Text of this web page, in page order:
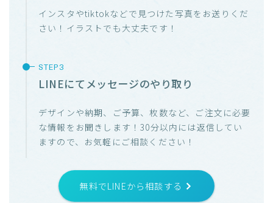
インスタやtiktokなどで見つけた写真をお送りくだ
さい！イラストでも大丈夫です！
LINEにてメッセージのやり取り
デザインや納期、ご予算、枚数など、ご注文に必要
な情報をお聞きします！30分以内には返信してい
ますので、お気軽にご相談ください！
無料でLINEから相談する